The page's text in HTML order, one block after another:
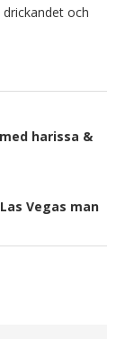
och
harissa &
Vegas man